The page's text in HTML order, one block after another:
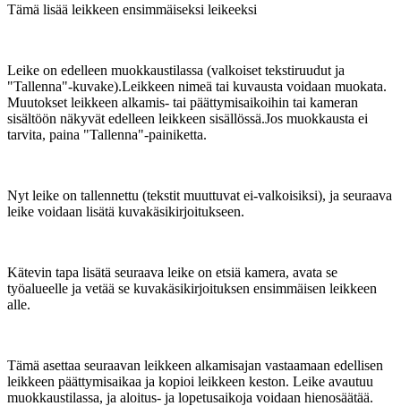
Tämä lisää leikkeen ensimmäiseksi leikeeksi
Leike on edelleen muokkaustilassa (valkoiset tekstiruudut ja
"Tallenna"-kuvake).Leikkeen nimeä tai kuvausta voidaan muokata.
Muutokset leikkeen alkamis- tai päättymisaikoihin tai kameran
sisältöön näkyvät edelleen leikkeen sisällössä.Jos muokkausta ei
tarvita, paina "Tallenna"-painiketta.
Nyt leike on tallennettu (tekstit muuttuvat ei-valkoisiksi), ja seuraava
leike voidaan lisätä kuvakäsikirjoitukseen.
Kätevin tapa lisätä seuraava leike on etsiä kamera, avata se
työalueelle ja vetää se kuvakäsikirjoituksen ensimmäisen leikkeen
alle.
Tämä asettaa seuraavan leikkeen alkamisajan vastaamaan edellisen
leikkeen päättymisaikaa ja kopioi leikkeen keston. Leike avautuu
muokkaustilassa, ja aloitus- ja lopetusaikoja voidaan hienosäätää.